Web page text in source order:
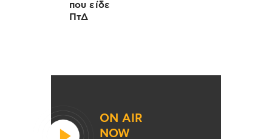
που είδε
ΠτΔ
ON AIR
NOW